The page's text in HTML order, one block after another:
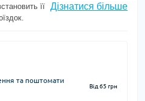
її Дізнатися більше
та поштомати
Від 65 грн